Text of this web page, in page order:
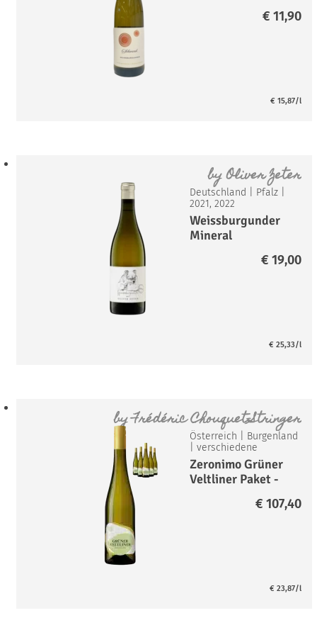
€ 11,90
€ 15,87/l
byOliver Zeter
Deutschland Pfalz|
2021, 2022
Weissburgunder
Mineral
€ 19,00
€ 25,33/l
byFrédéric Chouquet-Stringer
Österreich
Burgenland
verschiedene
Zeronimo Grüner
Veltliner Paket -
€ 107,40
€ 23,87/l